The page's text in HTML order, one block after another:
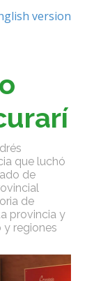
version
que luchó
de
de
provincia y
y regiones